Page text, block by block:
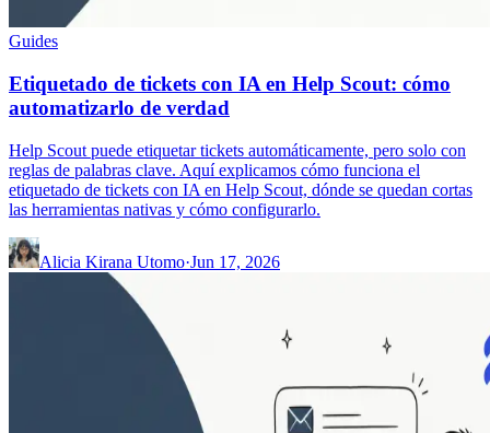
Guides
Etiquetado de tickets con IA en Help Scout: cómo
automatizarlo de verdad
Help Scout puede etiquetar tickets automáticamente, pero solo con
reglas de palabras clave. Aquí explicamos cómo funciona el
etiquetado de tickets con IA en Help Scout, dónde se quedan cortas
las herramientas nativas y cómo configurarlo.
Alicia Kirana Utomo·Jun 17, 2026